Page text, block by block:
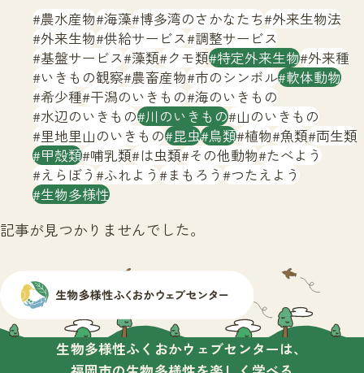
サイトマップ
農水産物 海藻 博多湾のさかなたち 外来生物法
外来生物 供給サービス 調整サービス
基盤サービス 藻類 クモ類 特定外来生物 外来種
いきもの観察 農畜産物 市のシンボル 軟体動物
希少種 干潟のいきもの 海のいきもの
水辺のいきもの 川のいきもの 山のいきもの
里地里山のいきもの 昆虫 鳥類 植物 魚類 両生類
甲殻類 哺乳類 は虫類 その他動物 たべよう
えらぼう ふれよう まもろう つたえよう
生物多様性
記事が見つかりませんでした。
生物多様性ふくおかウェブセンターは、